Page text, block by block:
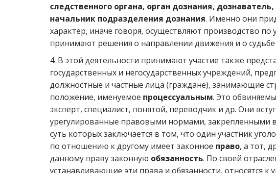
следственного органа, орган дознания,
начальник подразделения дознания. Именно они
характер, иначе говоря, осуществляют производство по
принимают решения о направлении движения и о судьбе
4. В этой деятельности принимают участие также
государственных и негосударственных учреждений,
должностные и частные лица (граждане), занимающие
положение, именуемое процессуальным. Это
эксперт, специалист, понятой, переводчик и др. Они
урегулированные правовыми нормами, закрепленными
суть которых заключается в том, что один участник
по отношению к другому имеет законное право, а тот,
данному праву законную обязанность. По своей
устанавливающие эти права и обязанности, относятся к